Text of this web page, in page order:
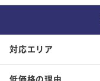
対応エリア